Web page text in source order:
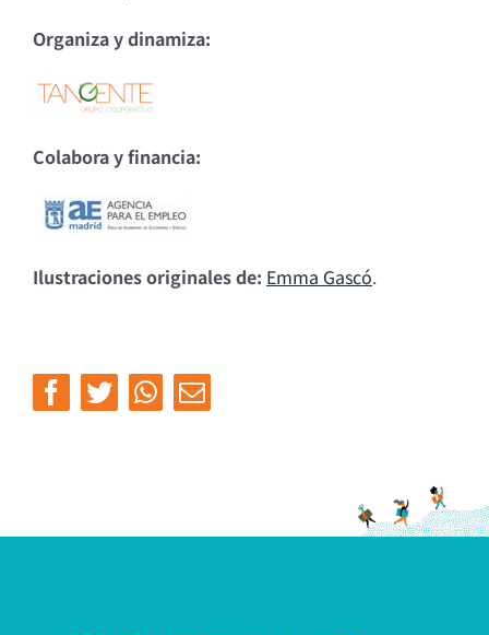
Organiza y dinamiza:
Colabora y financia:
Ilustraciones originales de: Emma Gascó.
Facebook
TwitterWhatsapp
Email